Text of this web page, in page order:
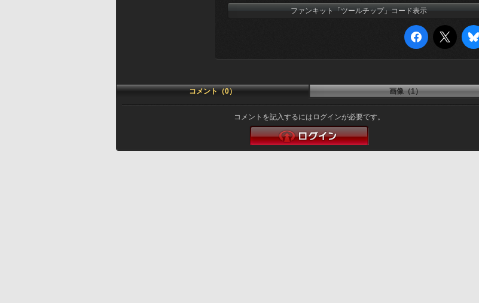
ファンキット「ツールチップ」コード表示
コメント（0） 画像（1）
コメントを記入するにはログインが必要です。